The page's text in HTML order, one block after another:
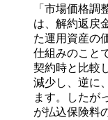
「市場価格調
は、解約返戻
た運用資産の
仕組みのこと
契約時と比較
減少し、逆に
ます。したが
が払込保険料